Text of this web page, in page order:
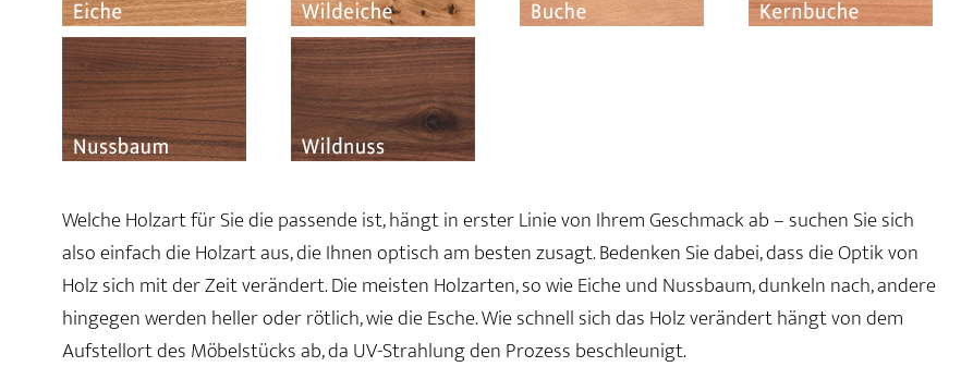
Welche Holzart für Sie die passende ist, hängt in erster Linie von Ihrem Geschmack ab – suchen Sie sich
also einfach die Holzart aus, die Ihnen optisch am besten zusagt. Bedenken Sie dabei, dass die Optik von
Holz sich mit der Zeit verändert. Die meisten Holzarten, so wie Eiche und Nussbaum, dunkeln nach, andere
hingegen werden heller oder rötlich, wie die Esche. Wie schnell sich das Holz verändert hängt von dem
Aufstellort des Möbelstücks ab, da UV-Strahlung den Prozess beschleunigt.